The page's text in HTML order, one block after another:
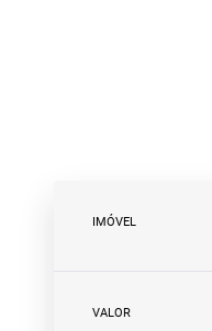
IMÓVEL
VALOR